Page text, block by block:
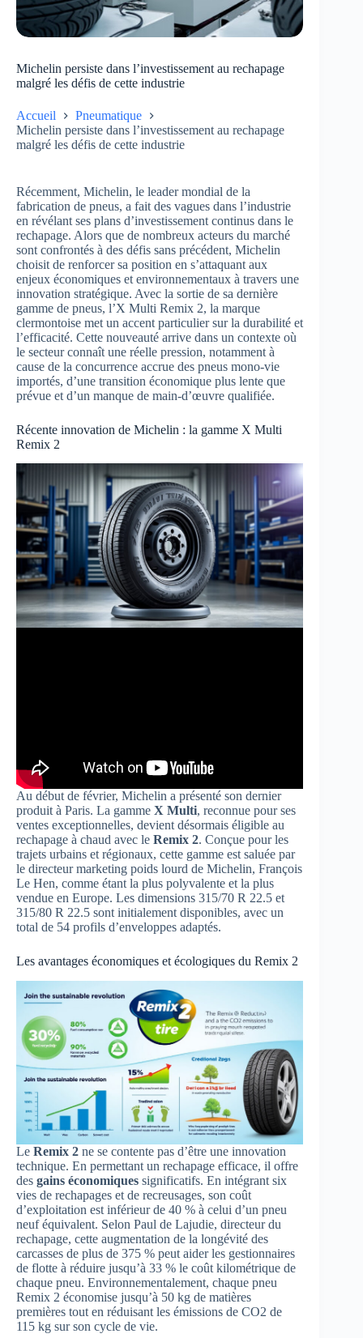
Michelin persiste dans l’investissement au rechapage
malgré les défis de cette industrie
Accueil
Pneumatique
Michelin persiste dans l’investissement au rechapage
malgré les défis de cette industrie
Récemment, Michelin, le leader mondial de la
fabrication de pneus, a fait des vagues dans l’industrie
en révélant ses plans d’investissement continus dans le
rechapage. Alors que de nombreux acteurs du marché
sont confrontés à des défis sans précédent, Michelin
choisit de renforcer sa position en s’attaquant aux
enjeux économiques et environnementaux à travers une
innovation stratégique. Avec la sortie de sa dernière
gamme de pneus, l’X Multi Remix 2, la marque
clermontoise met un accent particulier sur la durabilité et
l’efficacité. Cette nouveauté arrive dans un contexte où
le secteur connaît une réelle pression, notamment à
cause de la concurrence accrue des pneus mono-vie
importés, d’une transition économique plus lente que
prévue et d’un manque de main-d’œuvre qualifiée.
Récente innovation de Michelin : la gamme X Multi
Remix 2
Au début de février, Michelin a présenté son dernier
produit à Paris. La gamme X Multi, reconnue pour ses
ventes exceptionnelles, devient désormais éligible au
rechapage à chaud avec le Remix 2. Conçue pour les
trajets urbains et régionaux, cette gamme est saluée par
le directeur marketing poids lourd de Michelin, François
Le Hen, comme étant la plus polyvalente et la plus
vendue en Europe. Les dimensions 315/70 R 22.5 et
315/80 R 22.5 sont initialement disponibles, avec un
total de 54 profils d’enveloppes adaptés.
Les avantages économiques et écologiques du Remix 2
Le Remix 2 ne se contente pas d’être une innovation
technique. En permettant un rechapage efficace, il offre
des gains économiques significatifs. En intégrant six
vies de rechapages et de recreusages, son coût
d’exploitation est inférieur de 40 % à celui d’un pneu
neuf équivalent. Selon Paul de Lajudie, directeur du
rechapage, cette augmentation de la longévité des
carcasses de plus de 375 % peut aider les gestionnaires
de flotte à réduire jusqu’à 33 % le coût kilométrique de
chaque pneu. Environnementalement, chaque pneu
Remix 2 économise jusqu’à 50 kg de matières
premières tout en réduisant les émissions de CO2 de
115 kg sur son cycle de vie.